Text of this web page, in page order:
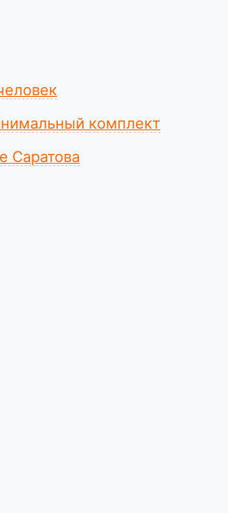
комплект
Саратова